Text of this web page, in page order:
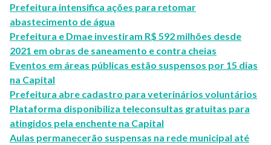
Prefeitura intensifica ações para retomar
abastecimento de água
Prefeitura e Dmae investiram R$ 592 milhões desde
2021 em obras de saneamento e contra cheias
Eventos em áreas públicas estão suspensos por 15 dias
na Capital
Prefeitura abre cadastro para veterinários voluntários
Plataforma disponibiliza teleconsultas gratuitas para
atingidos pela enchente na Capital
Aulas permanecerão suspensas na rede municipal até